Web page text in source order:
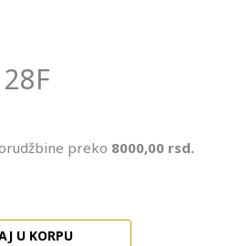
preko 8000,00 rsd.
U KORPU